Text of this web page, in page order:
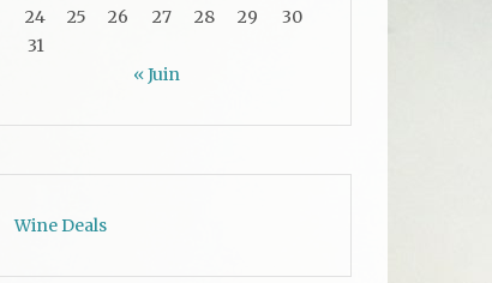
24
25 26 27 28 29
30
31
« Juin
Wine Deals